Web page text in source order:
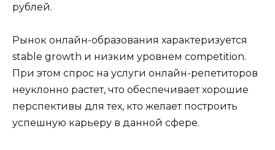
рублей.
Рынок онлайн-образования характеризуется
stable growth и низким уровнем competition.
При этом спрос на услуги онлайн-репетиторов
неуклонно растет, что обеспечивает хорошие
перспективы для тех, кто желает построить
успешную карьеру в данной сфере.